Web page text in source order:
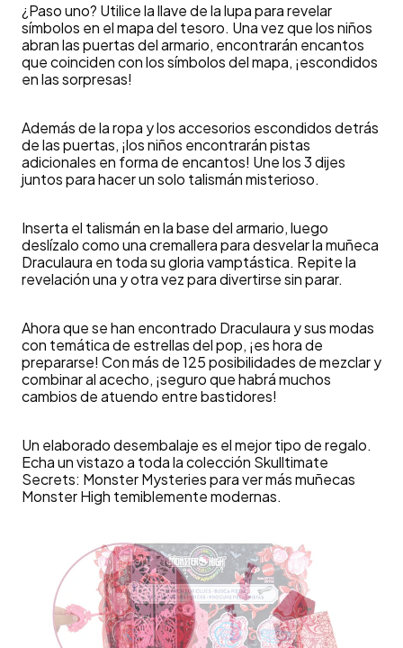
¿Paso uno? Utilice la llave de la lupa para revelar
símbolos en el mapa del tesoro. Una vez que los niños
abran las puertas del armario, encontrarán encantos
que coinciden con los símbolos del mapa, ¡escondidos
en las sorpresas!
Además de la ropa y los accesorios escondidos detrás
de las puertas, ¡los niños encontrarán pistas
adicionales en forma de encantos! Une los 3 dijes
juntos para hacer un solo talismán misterioso.
Inserta el talismán en la base del armario, luego
deslízalo como una cremallera para desvelar la muñeca
Draculaura en toda su gloria vamptástica. Repite la
revelación una y otra vez para divertirse sin parar.
Ahora que se han encontrado Draculaura y sus modas
con temática de estrellas del pop, ¡es hora de
prepararse! Con más de 125 posibilidades de mezclar y
combinar al acecho, ¡seguro que habrá muchos
cambios de atuendo entre bastidores!
Un elaborado desembalaje es el mejor tipo de regalo.
Echa un vistazo a toda la colección Skulltimate
Secrets: Monster Mysteries para ver más muñecas
Monster High temiblemente modernas.